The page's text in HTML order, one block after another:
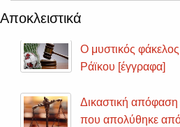
Αποκλειστικά
Ο μυστικός φάκελος
Ράϊκου [έγγραφα]
Δικαστική απόφαση
που απολύθηκε από